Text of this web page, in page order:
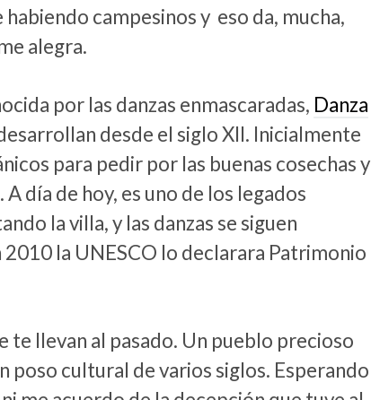
campesinos y eso da, mucha,
alegra.
por las danzas enmascaradas, Danza
desde el siglo XII. Inicialmente
para pedir por las buenas cosechas y
día de hoy, es uno de los legados
la villa, y las danzas se siguen
la UNESCO lo declarara Patrimonio
te llevan al pasado. Un pueblo precioso
poso cultural de varios siglos. Esperando